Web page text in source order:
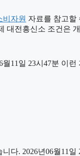
비자원 자료를 참고할
대전흥신소 조건은
11일 23시47분 이
. 2026년06월11